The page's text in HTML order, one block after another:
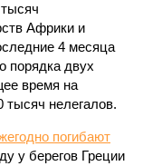
Африки и
4 месяца
порядка двух
время на
тысяч нелегалов.
погибают
у берегов Греции